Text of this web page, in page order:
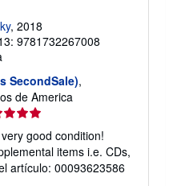
, 2018
9781732267008
SecondSale),
de America
good condition!
items i.e. CDs,
artículo: 00093623586